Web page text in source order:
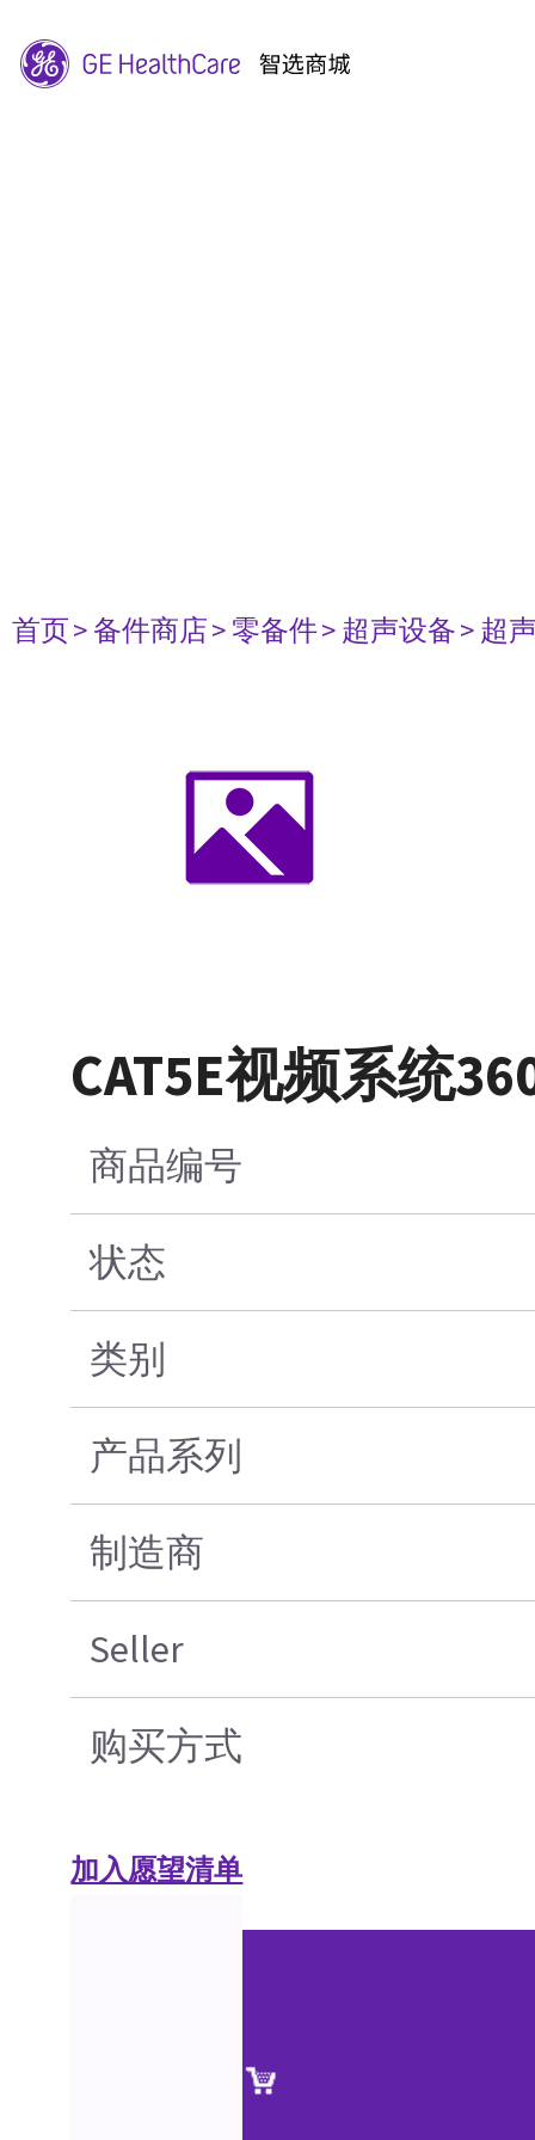
首页> 备件商店> 零备件> 超声设备> 超
CAT5E视频系统
商品编号
状态
类别
产品系列
制造商
Seller
购买方式
加入愿望清单